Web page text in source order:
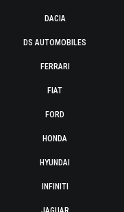
DACIA
DS AUTOMOBILES
FERRARI
FIAT
FORD
HONDA
HYUNDAI
INFINITI